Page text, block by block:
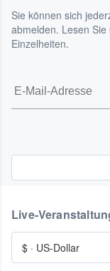
Sie können sich
abmelden. Lesen Sie
Einzelheiten.
Live-
$ · US-Dollar